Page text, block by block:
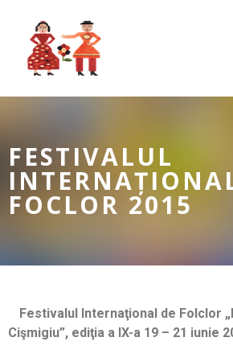
FESTIVALUL
FOCLOR 2015
Festivalul Internaţional de Folclor
Cişmigiu”, ediţia a IX-a 19 – 21 iunie